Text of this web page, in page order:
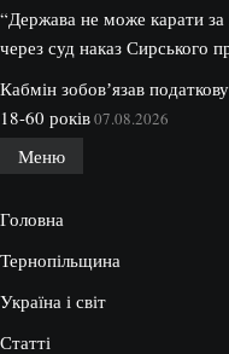
“Держава не може карати
через суд наказ Сирського
Кабмін зобовʼязав
18-60 років07.08.2026
Меню
Головна
Тернопільщина
Україна і світ
Статті